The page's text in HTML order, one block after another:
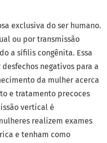
exclusiva do ser humano.
ou por transmissão
a sífilis congênita. Essa
negativos para a
da mulher acerca
e tratamento precoces
vertical é
realizem exames
e tenham como